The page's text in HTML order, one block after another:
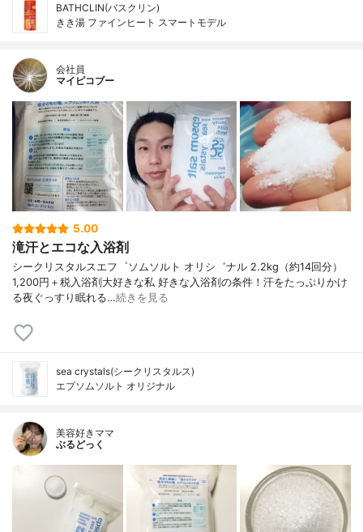
BATHCLIN(バスクリン)
きき湯 ファインヒート スマートモデル
会社員
マイピコブー
5.00
滝汗とエコな入浴剤
シークリスタルスエフ゜ソムソルト オリシ゛ナル 2.2kg（約14回分）
1,200円＋税入浴剤大好きな私 好きな入浴剤の条件！汗をたっぷりかけ
る夜ぐっすり眠れる…続きを見る
sea crystals(シークリスタルス)
エプソムソルト オリジナル
美容好きママ
ぶるどっく